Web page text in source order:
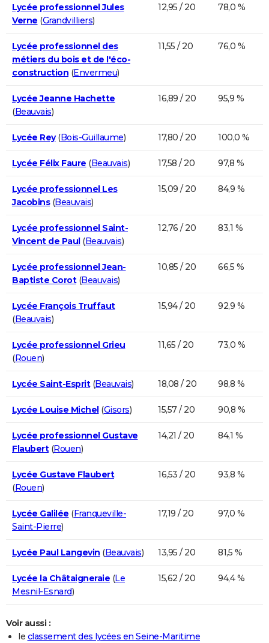
Lycée professionnel Jules
Verne (Grandvilliers)
12,95 / 20 78,0 %
Lycée professionnel des
métiers du bois et de l'éco-
construction (Envermeu)
11,55 / 20 76,0 %
Lycée Jeanne Hachette
(Beauvais)
16,89 / 20 95,9 %
Lycée Rey(Bois-Guillaume) 17,80 / 20 100,0 %
Lycée Félix Faure (Beauvais) 17,58 / 20 97,8 %
Lycée professionnel Les
Jacobins(Beauvais)
15,09 / 20 84,9 %
Lycée professionnel Saint-
Vincent de Paul(Beauvais)
12,76 / 20 83,1 %
Lycée professionnel Jean-
Baptiste Corot(Beauvais)
10,85 / 20 66,5 %
Lycée François Truffaut
(Beauvais)
15,94 / 20 92,9 %
Lycée professionnel Grieu
(Rouen)
11,65 / 20 73,0 %
Lycée Saint-Esprit(Beauvais) 18,08 / 20 98,8 %
Lycée Louise Michel(Gisors) 15,57 / 20 90,8 %
Lycée professionnel Gustave
Flaubert(Rouen)
14,21 / 20 84,1 %
Lycée Gustave Flaubert
(Rouen)
16,53 / 20 93,8 %
Lycée Galilée (Franqueville-
Saint-Pierre)
17,19 / 20 97,0 %
Lycée Paul Langevin (Beauvais) 13,95 / 20 81,5 %
Lycée la Châtaigneraie (Le
Mesnil-Esnard)
15,62 / 20 94,4 %
Voir aussi :
le classement des lycées en Seine-Maritime